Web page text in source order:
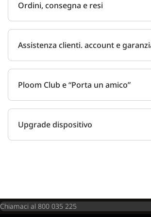
Ordini, consegna e resi
Assistenza clienti. account e
Ploom Club e “Porta un amico”
Upgrade dispositivo
Chiamaci al 800 035 225